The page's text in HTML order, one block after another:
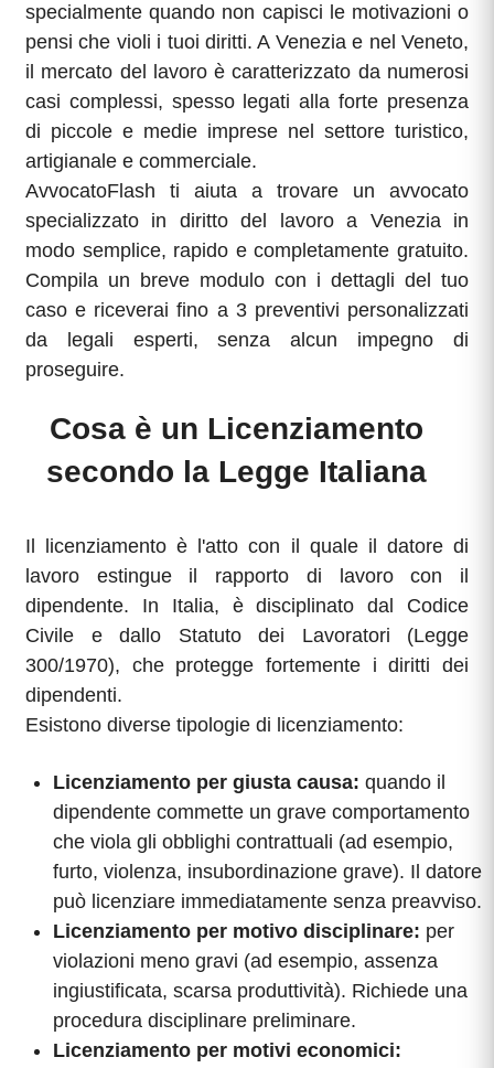
specialmente quando non capisci le motivazioni o
pensi che violi i tuoi diritti. A Venezia e nel Veneto,
il mercato del lavoro è caratterizzato da numerosi
casi complessi, spesso legati alla forte presenza
di piccole e medie imprese nel settore turistico,
artigianale e commerciale.
AvvocatoFlash ti aiuta a trovare un avvocato
specializzato in diritto del lavoro a Venezia in
modo semplice, rapido e completamente gratuito.
Compila un breve modulo con i dettagli del tuo
caso e riceverai fino a 3 preventivi personalizzati
da legali esperti, senza alcun impegno di
proseguire.
Cosa è un Licenziamento
secondo la Legge Italiana
Il licenziamento è l'atto con il quale il datore di
lavoro estingue il rapporto di lavoro con il
dipendente. In Italia, è disciplinato dal Codice
Civile e dallo Statuto dei Lavoratori (Legge
300/1970), che protegge fortemente i diritti dei
dipendenti.
Esistono diverse tipologie di licenziamento:
Licenziamento per giusta causa: quando il
dipendente commette un grave comportamento
che viola gli obblighi contrattuali (ad esempio,
furto, violenza, insubordinazione grave). Il datore
può licenziare immediatamente senza preavviso.
Licenziamento per motivo disciplinare: per
violazioni meno gravi (ad esempio, assenza
ingiustificata, scarsa produttività). Richiede una
procedura disciplinare preliminare.
Licenziamento per motivi economici: